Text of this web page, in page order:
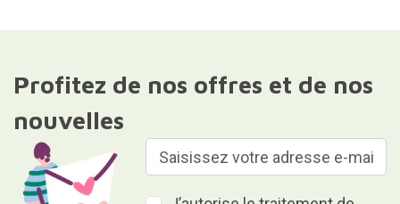
Profitez de nos offres et de nos
nouvelles